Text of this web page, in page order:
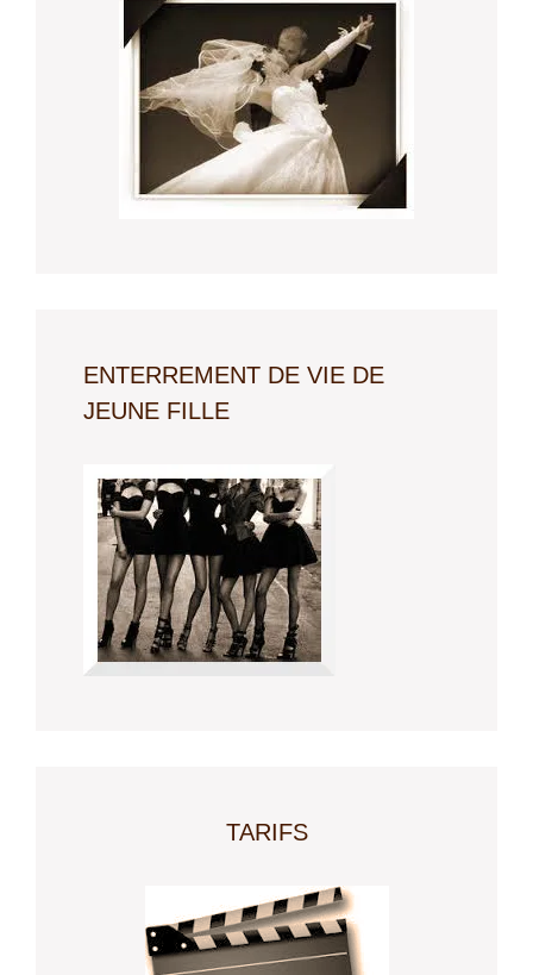
ENTERREMENT DE VIE DE
JEUNE FILLE
TARIFS